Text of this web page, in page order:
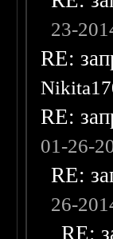
23-
RE:
RE:
01-26-
RE:
26-
RE: